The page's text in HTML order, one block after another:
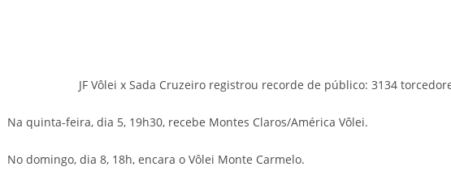
JF Vôlei x Sada Cruzeiro registrou recorde de público: 3134
Na quinta-feira, dia 5, 19h30, recebe Montes Claros/América Vôlei.
No domingo, dia 8, 18h, encara o Vôlei Monte Carmelo.